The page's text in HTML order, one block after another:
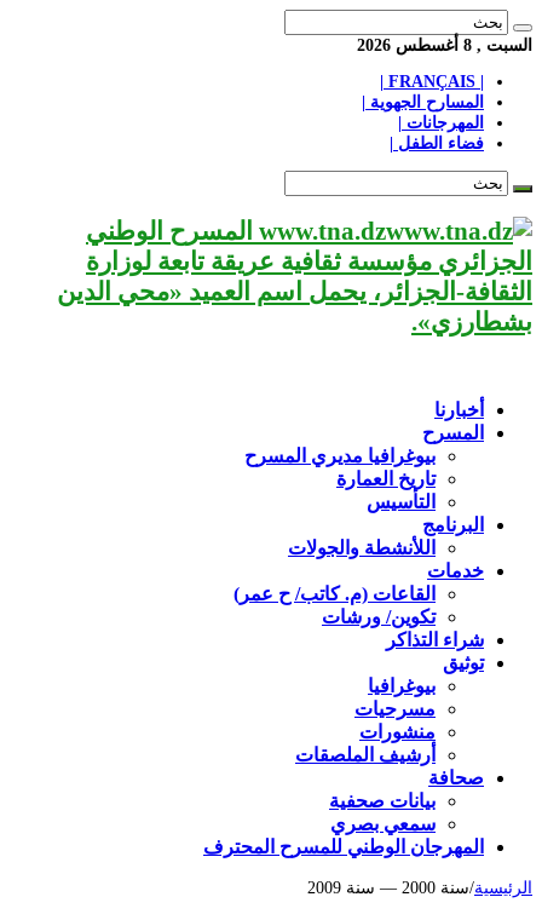
السبت , 8 أغسطس 2026
المسارح الجهوية |
المهرجانات |
فضاء الطفل |
www.tna.dz المسرح الوطني
الجزائري مؤسسة ثقافية عريقة تابعة لوزارة
الثقافة-الجزائر، يحمل اسم العميد «محي الدين
بشطارزي».
أخبارنا
المسرح
بيوغرافيا مديري المسرح
تاريخ العمارة
التأسيس
البرنامج
اللأنشطة والجولات
خدمات
القاعات (م. كاتب/ ح عمر)
تكوين/ ورشات
شراء التذاكر
توثيق
بيوغرافيا
مسرحيات
منشورات
أرشيف الملصقات
صحافة
بيانات صحفية
سمعي بصري
المهرجان الوطني للمسرح المحترف
الرئيسية/سنة 2000 — سنة 2009